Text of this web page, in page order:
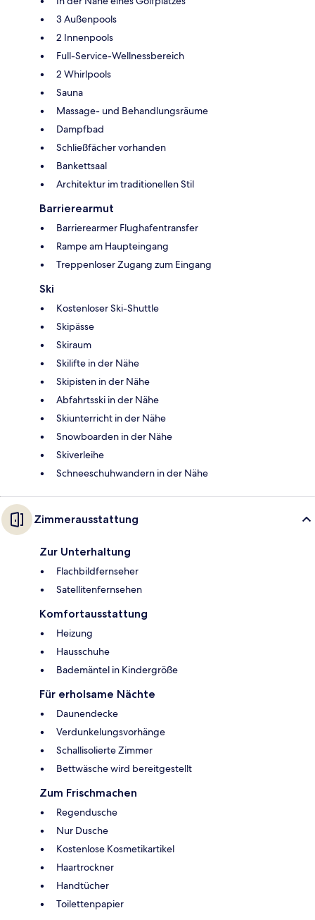
3 Außenpools
2 Innenpools
Full-Service-Wellnessbereich
2 Whirlpools
Sauna
Massage- und Behandlungsräume
Dampfbad
Schließfächer vorhanden
Bankettsaal
Architektur im traditionellen Stil
Barrierearmut
Barrierearmer Flughafentransfer
Rampe am Haupteingang
Treppenloser Zugang zum Eingang
Ski
Kostenloser Ski-Shuttle
Skipässe
Skiraum
Skilifte in der Nähe
Skipisten in der Nähe
Abfahrtsski in der Nähe
Skiunterricht in der Nähe
Snowboarden in der Nähe
Skiverleihe
Schneeschuhwandern in der Nähe
Zimmerausstattung
Zur Unterhaltung
Flachbildfernseher
Satellitenfernsehen
Komfortausstattung
Heizung
Hausschuhe
Bademäntel in Kindergröße
Für erholsame Nächte
Daunendecke
Verdunkelungsvorhänge
Schallisolierte Zimmer
Bettwäsche wird bereitgestellt
Zum Frischmachen
Regendusche
Nur Dusche
Kostenlose Kosmetikartikel
Haartrockner
Handtücher
Toilettenpapier